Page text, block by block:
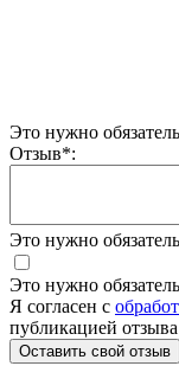
Это нужно
Отзыв*:
Это нужно
Это нужно
Я согласен c
публикацией